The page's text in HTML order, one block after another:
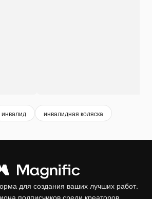
инвалид инвалидная коляска
для создания ваших лучших работ.
подписчиков среди креаторов,